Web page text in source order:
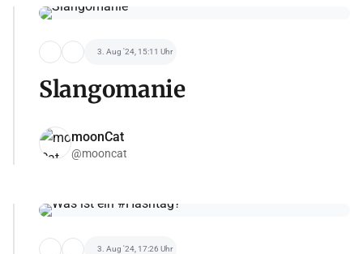
3. Aug '24, 15:11 Uhr
Slangomanie
moonCat
@mooncat
3. Aug '24, 17:26 Uhr